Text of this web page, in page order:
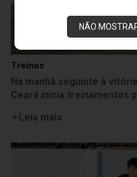
NÃO
Treinos
Na manhã seguinte à
Ceará inicia treinamentos
Leia mais